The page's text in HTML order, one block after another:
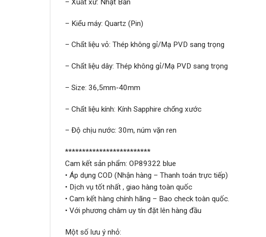
– Xuất xứ: Nhật Bản
– Kiểu máy: Quartz (Pin)
– Chất liệu vỏ: Thép không gỉ/Mạ PVD sang trọng
– Chất liệu dây: Thép không gỉ/Mạ PVD sang trọng
– Size: 36,5mm-40mm
– Chất liệu kính: Kính Sapphire chống xước
– Độ chịu nước: 30m, núm vặn ren
*************************
Cam kết sản phẩm: OP89322 blue
• Áp dụng COD (Nhận hàng – Thanh toán trực tiếp)
• Dịch vụ tốt nhất , giao hàng toàn quốc
• Cam kết hàng chính hãng – Bao check toàn quốc.
• Với phương châm uy tín đặt lên hàng đầu
Một số lưu ý nhỏ: